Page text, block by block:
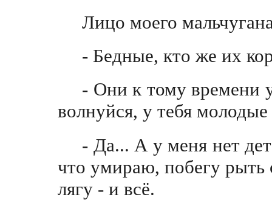
Лицо моего
- Бедные, кто же их
- Они к тому времени
волнуйся, у тебя
- Да... А у меня нет
что умираю, побегу рыть
лягу - и всё.